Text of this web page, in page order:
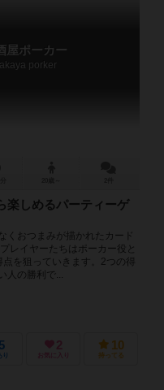
屋ポーカー
porker
楽しめるパーティーゲ
くおつまみが描かれたカード
レイヤーたちはポーカー役と
を狙っていきます。2つの得
人の勝利で...
5 2
お気に入り
10
持ってる